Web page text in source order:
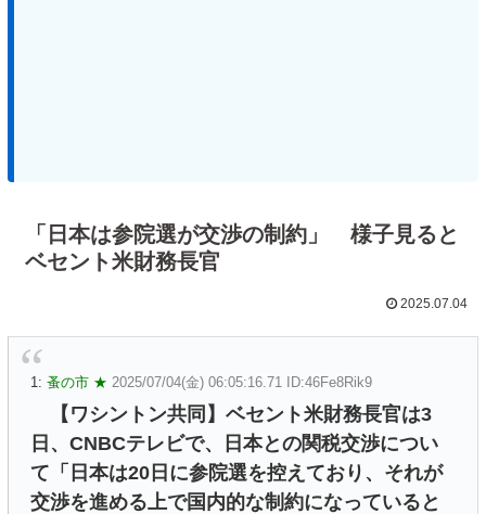
「日本は参院選が交渉の制約」 様子見ると
ベセント米財務長官
2025.07.04
1: 蚤の市 ★ 2025/07/04(金) 06:05:16.71 ID:46Fe8Rik9
【ワシントン共同】ベセント米財務長官は3
日、CNBCテレビで、日本との関税交渉につい
て「日本は20日に参院選を控えており、それが
交渉を進める上で国内的な制約になっていると